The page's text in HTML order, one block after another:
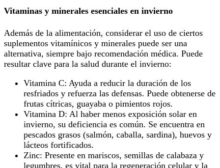
Vitaminas y minerales esenciales en invierno
Además de la alimentación, considerar el uso de ciertos
suplementos vitamínicos y minerales puede ser una
alternativa, siempre bajo recomendación médica. Puede
resultar clave para la salud durante el invierno:
Vitamina C: Ayuda a reducir la duración de los
resfriados y refuerza las defensas. Puede obtenerse de
frutas cítricas, guayaba o pimientos rojos.
Vitamina D: Al haber menos exposición solar en
invierno, su deficiencia es común. Se encuentra en
pescados grasos (salmón, caballa, sardina), huevos y
lácteos fortificados.
Zinc: Presente en mariscos, semillas de calabaza y
legumbres, es vital para la regeneración celular y la